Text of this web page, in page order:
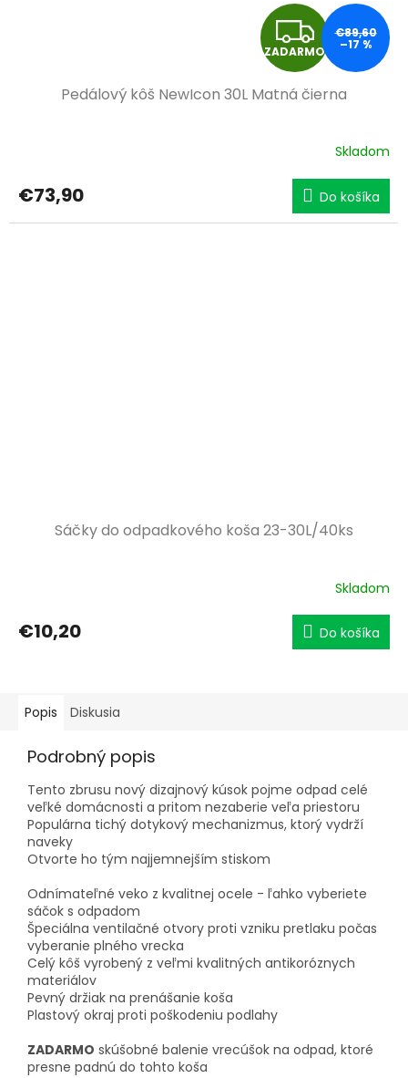
Z
A
D
A
R
M
ZADARMO
€89,60
–17 %
Pedálový kôš NewIcon 30L Matná čierna
Skladom
€73,90 Do košíka
Sáčky do odpadkového koša 23-30L/40ks
Skladom
€10,20 Do košíka
Popis Diskusia
Podrobný popis
Tento zbrusu nový dizajnový kúsok pojme odpad celé
veľké domácnosti a pritom nezaberie veľa priestoru
Populárna tichý dotykový mechanizmus, ktorý vydrží
naveky
Otvorte ho tým najjemnejším stiskom
Odnímateľné veko z kvalitnej ocele - ľahko vyberiete
sáčok s odpadom
Špeciálna ventilačné otvory proti vzniku pretlaku počas
vyberanie plného vrecka
Celý kôš vyrobený z veľmi kvalitných antikoróznych
materiálov
Pevný držiak na prenášanie koša
Plastový okraj proti poškodeniu podlahy
ZADARMO skúšobné balenie vrecúšok na odpad, ktoré
presne padnú do tohto koša